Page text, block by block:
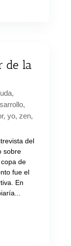
de la
,
,
, yo, zen,
del
sobre
de
fue el
En